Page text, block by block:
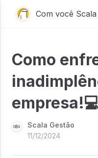
Com você Scala
Como
Scala Gestão
11/12/2024